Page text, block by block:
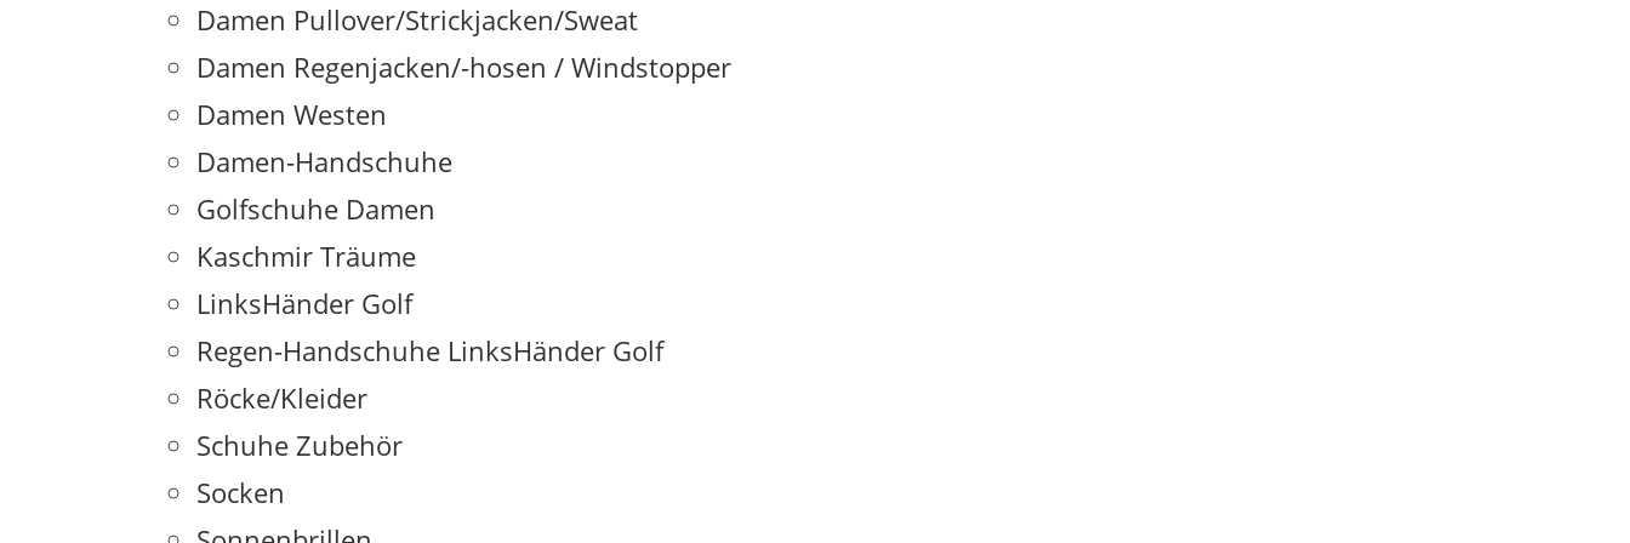
Damen Pullover/Strickjacken/Sweat
Damen Regenjacken/-hosen / Windstopper
Damen Westen
Damen-Handschuhe
Golfschuhe Damen
Kaschmir Träume
LinksHänder Golf
Regen-Handschuhe LinksHänder Golf
Röcke/Kleider
Schuhe Zubehör
Socken
KUNDENSERVICE